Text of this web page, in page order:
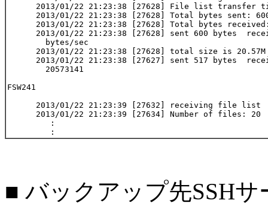
2013/01/22 21:23:38 [27628] File list transfer
2013/01/22 21:23:38 [27628] Total bytes sent:
2013/01/22 21:23:38 [27628] Total bytes
2013/01/22 21:23:38 [27628] sent 600 bytes
        bytes/sec
2013/01/22 21:23:38 [27628] total size is
2013/01/22 21:23:38 [27627] sent 517 bytes
        20573141
FSW241
      2013/01/22 21:23:39 [27632] receiving file list
      2013/01/22 21:23:39 [27634] Number of files: 20
         :
■ バックアップ先SSHサ